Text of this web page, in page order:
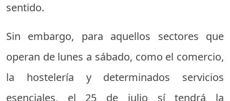
sentido.
Sin embargo, para aquellos sectores que
operan de lunes a sábado, como el comercio,
la hostelería y determinados servicios
esenciales, el 25 de julio sí tendrá la